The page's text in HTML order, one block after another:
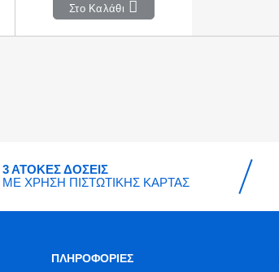
Στο Καλάθι
3 ΑΤΟΚΕΣ ΔΟΣΕΙΣ
ΜΕ ΧΡΗΣΗ ΠΙΣΤΩΤΙΚΗΣ ΚΑΡΤΑΣ
ΠΛΗΡΟΦΟΡΙΕΣ